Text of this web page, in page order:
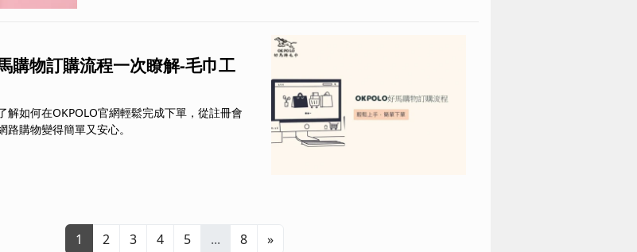
購物訂購流程一次瞭解-毛巾工
棉毛巾
解如何在OKPOLO官網輕鬆完成下單，從註冊會
路購物變得簡單又安心。
1 2 3 4 5 ... 8 »